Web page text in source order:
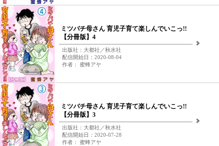
ミツバチ母さん 育児子育て楽しんでいこっ!!
【分冊版】4
出版社：大都社／秋水社
配信開始日：2020-08-04
作者： 蜜蜂アヤ
ミツバチ母さん 育児子育て楽しんでいこっ!!
【分冊版】3
出版社：大都社／秋水社
配信開始日：2020-07-28
作者： 蜜蜂アヤ